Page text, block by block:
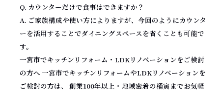
Q. カウンターだけで食事はできますか？
A. ご家族構成や使い方によりますが、今回のようにカウンタ
ーを活用することでダイニングスペースを省くことも可能で
す。
一宮市でキッチンリフォーム・LDKリノベーションをご検討
の方へ 一宮市でキッチンリフォームやLDKリノベーションを
ご検討の方は、 創業100年以上・地域密着の桶寅までお気軽